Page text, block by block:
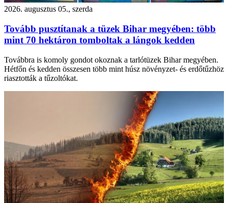
2026. augusztus 05., szerda
Tovább pusztítanak a tüzek Bihar megyében: több
mint 70 hektáron tomboltak a lángok kedden
Továbbra is komoly gondot okoznak a tarlótüzek Bihar megyében.
Hétfőn és kedden összesen több mint húsz növényzet- és erdőtűzhöz
riasztották a tűzoltókat.